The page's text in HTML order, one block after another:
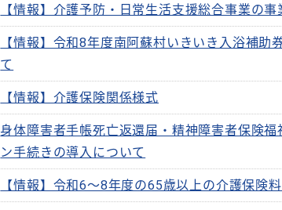
【情報】介護予防・日常生活支援総合事業の
【情報】令和8年度南阿蘇村いきいき入浴補助
て
【情報】介護保険関係様式
身体障害者手帳死亡返還届・精神障害者保険福
ン手続きの導入について
【情報】令和6～8年度の65歳以上の介護保険